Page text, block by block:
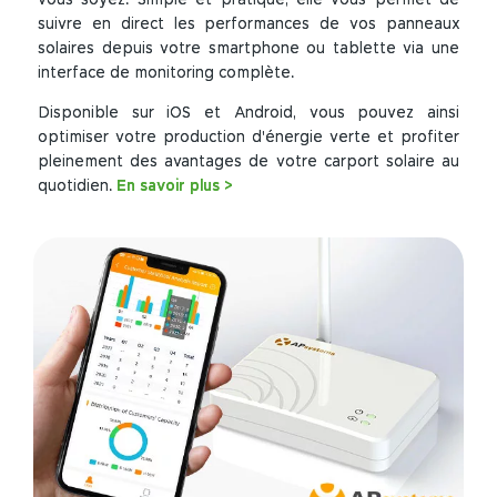
suivre en direct les performances de vos panneaux
solaires depuis votre smartphone ou tablette via une
interface de monitoring complète.
Disponible sur iOS et Android, vous pouvez ainsi
optimiser votre production d'énergie verte et profiter
pleinement des avantages de votre carport solaire au
quotidien. En savoir plus >